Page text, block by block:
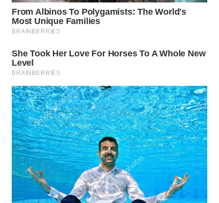
PRIANGAN
TIMUR
WN
SEMARANG
WN
SOLO
WN
BOROBUDUR
WN
MADURA
WN